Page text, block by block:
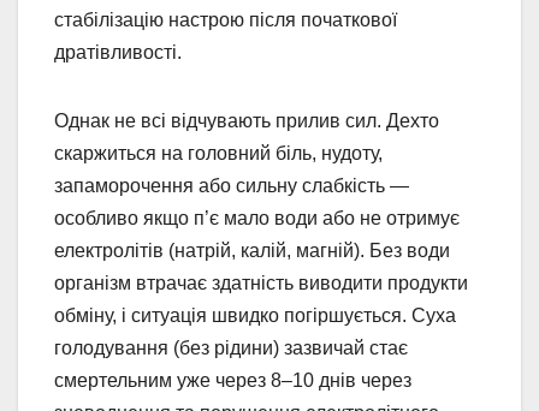
стабілізацію настрою після початкової
дратівливості.
Однак не всі відчувають прилив сил. Дехто
скаржиться на головний біль, нудоту,
запаморочення або сильну слабкість —
особливо якщо п’є мало води або не отримує
електролітів (натрій, калій, магній). Без води
організм втрачає здатність виводити продукти
обміну, і ситуація швидко погіршується. Суха
голодування (без рідини) зазвичай стає
смертельним уже через 8–10 днів через